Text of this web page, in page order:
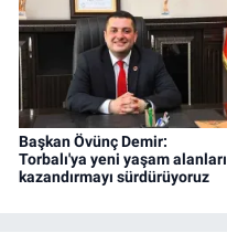
Başkan Övünç Demir:
Torbalı'ya yeni yaşam alanları
kazandırmayı sürdürüyoruz